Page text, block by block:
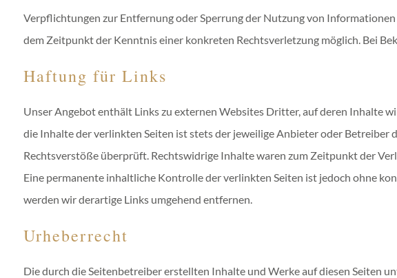
Verpflichtungen zur Entfernung oder Sperrung der Nutzung von
dem Zeitpunkt der Kenntnis einer konkreten Rechtsverletzung möglich. Bei
Haftung für Links
Unser Angebot enthält Links zu externen Websites Dritter, auf deren Inhalte
die Inhalte der verlinkten Seiten ist stets der jeweilige Anbieter oder
Rechtsverstöße überprüft. Rechtswidrige Inhalte waren zum Zeitpunkt der
Eine permanente inhaltliche Kontrolle der verlinkten Seiten ist jedoch ohne
werden wir derartige Links umgehend entfernen.
Urheberrecht
Die durch die Seitenbetreiber erstellten Inhalte und Werke auf diesen Seiten